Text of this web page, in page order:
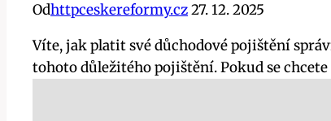
Odhttpceskereformy.cz27. 12. 2025
Víte, jak platit své důchodové pojištění
tohoto důležitého pojištění. Pokud se